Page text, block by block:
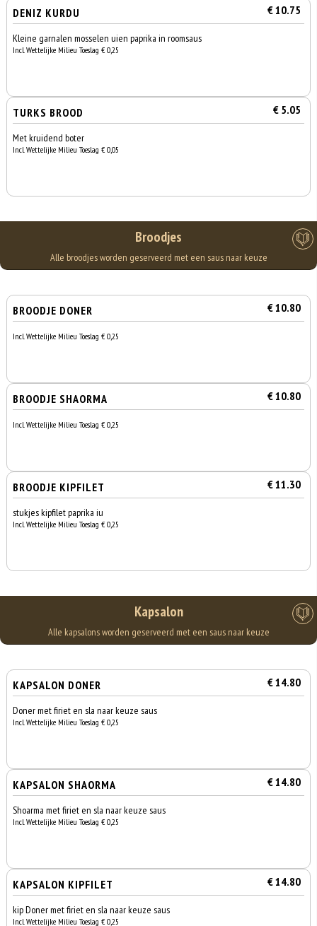
DENIZ KURDU € 10.75
Kleine garnalen mosselen uien paprika in roomsaus
Incl. Wettelijke Milieu Toeslag € 0,25
TURKS BROOD € 5.05
Met kruidend boter
Incl. Wettelijke Milieu Toeslag € 0,05
Broodjes
Alle broodjes worden geserveerd met een saus naar keuze
BROODJE DONER € 10.80
Incl. Wettelijke Milieu Toeslag € 0,25
BROODJE SHAORMA € 10.80
Incl. Wettelijke Milieu Toeslag € 0,25
BROODJE KIPFILET € 11.30
stukjes kipfilet paprika iu
Incl. Wettelijke Milieu Toeslag € 0,25
Kapsalon
Alle kapsalons worden geserveerd met een saus naar keuze
KAPSALON DONER € 14.80
Doner met firiet en sla naar keuze saus
Incl. Wettelijke Milieu Toeslag € 0,25
KAPSALON SHAORMA € 14.80
Shoarma met firiet en sla naar keuze saus
Incl. Wettelijke Milieu Toeslag € 0,25
KAPSALON KIPFILET € 14.80
kip Doner met firiet en sla naar keuze saus
Incl. Wettelijke Milieu Toeslag € 0,25